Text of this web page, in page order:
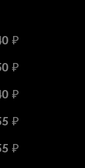
₽
₽
₽
₽
₽